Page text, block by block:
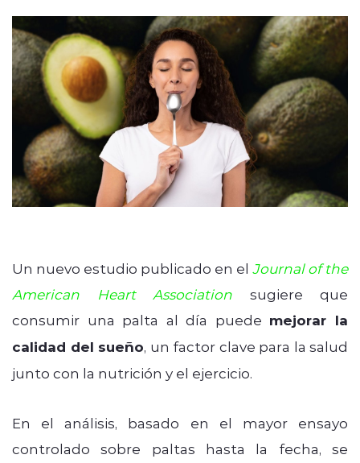
modo claro
Un nuevo estudio publicado en el Journal of the
American Heart Association sugiere que
consumir una palta al día puede mejorar la
calidad del sueño, un factor clave para la salud
junto con la nutrición y el ejercicio.
En el análisis, basado en el mayor ensayo
controlado sobre paltas hasta la fecha, se